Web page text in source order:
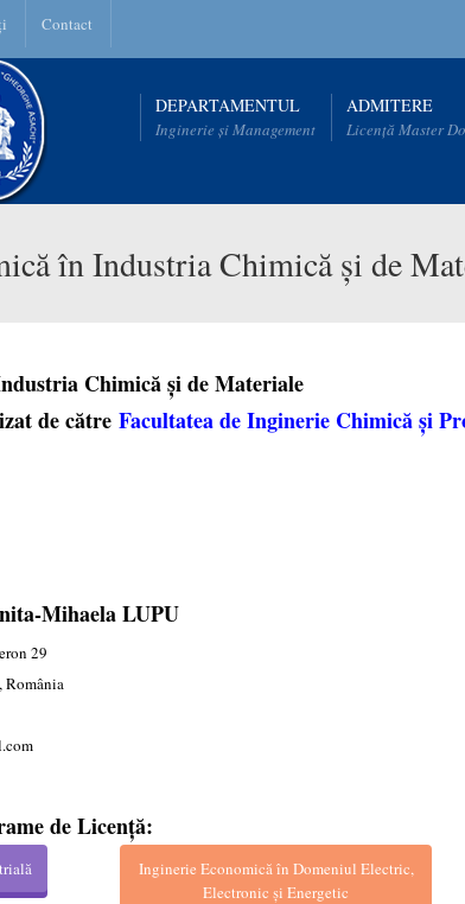
Contact
DEPARTAMENTUL
Inginerie și Management
ADMITERE
Licență Master
în Industria Chimică și de
Chimică și de Materiale
de către Facultatea de Inginerie Chimică și
Mihaela LUPU
29
România
de Licență:
Inginerie Economică în Domeniul Electric,
Electronic și Energetic